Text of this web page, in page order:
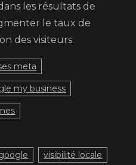
les résultats de
le taux de
des visiteurs.
meta
my business
visibilité locale